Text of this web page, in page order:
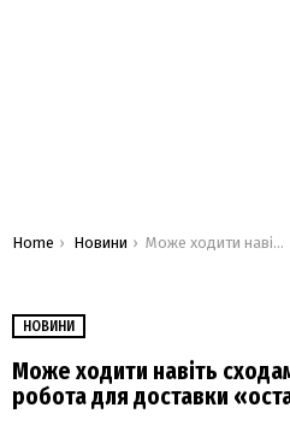
You are here:
Home Новини Може ходити навіть сходами: в Європі тестують робота для доставки «останньої милі»
НОВИНИ
Може ходити навіть
робота для доставки